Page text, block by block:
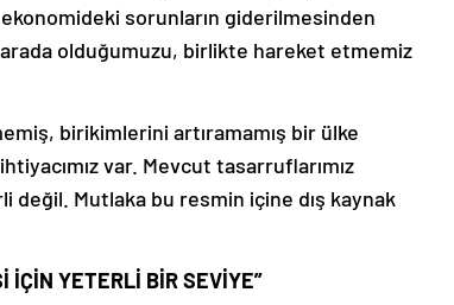
sorunların giderilmesinden
olduğumuzu, birlikte hareket etmemiz
birikimlerini artıramamış bir ülke
var. Mevcut tasarruflarımız
değil. Mutlaka bu resmin içine dış kaynak
İÇİN YETERLİ BİR SEVİYE”